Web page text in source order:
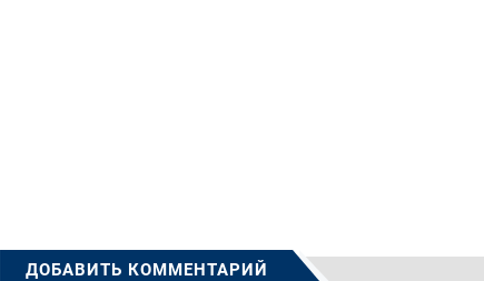
ДОБАВИТЬ КОММЕНТАРИЙ